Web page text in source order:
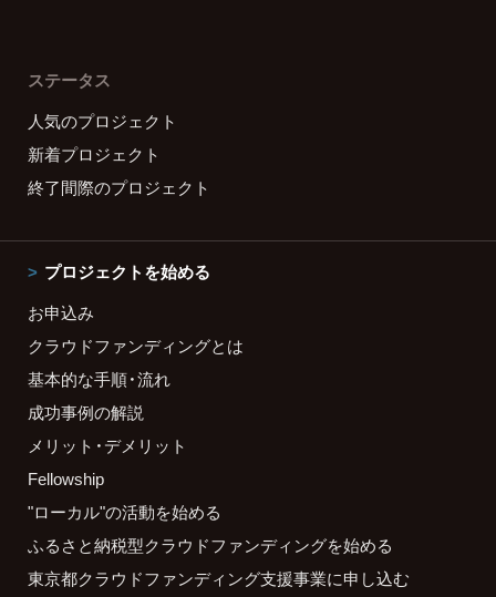
ステータス
人気のプロジェクト
新着プロジェクト
終了間際のプロジェクト
プロジェクトを始める
お申込み
クラウドファンディングとは
基本的な手順・流れ
成功事例の解説
メリット・デメリット
Fellowship
"ローカル"の活動を始める
ふるさと納税型クラウドファンディングを始める
東京都クラウドファンディング支援事業に申し込む